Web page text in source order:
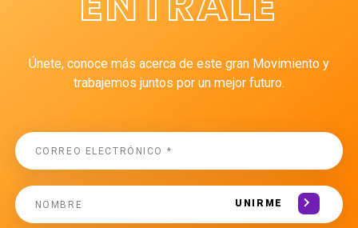
Únete, conoce más acerca de este gran Movimiento y
trabajemos juntos por un mejor futuro.
UNIRME